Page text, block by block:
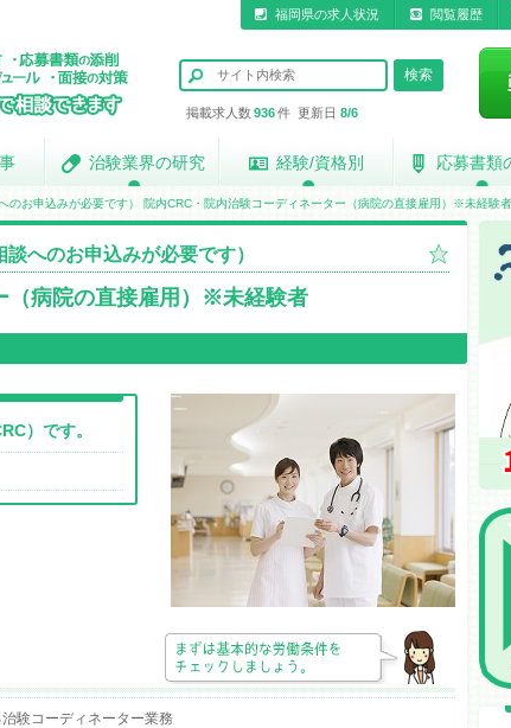
福岡県の求人状況 閲覧履歴
掲載求人数936 件 更新日 8/6
治験業界の研究
治験業界の研究 経験/資格別
経験/資格別 応募書類
応募書類
のお申込みが必要です） 院内CRC・院内治験コーディネーター（病院の直接雇用）※未経験
へのお申込みが必要です）
（病院の直接雇用）※未経験者
）です。
験コーディネーター業務